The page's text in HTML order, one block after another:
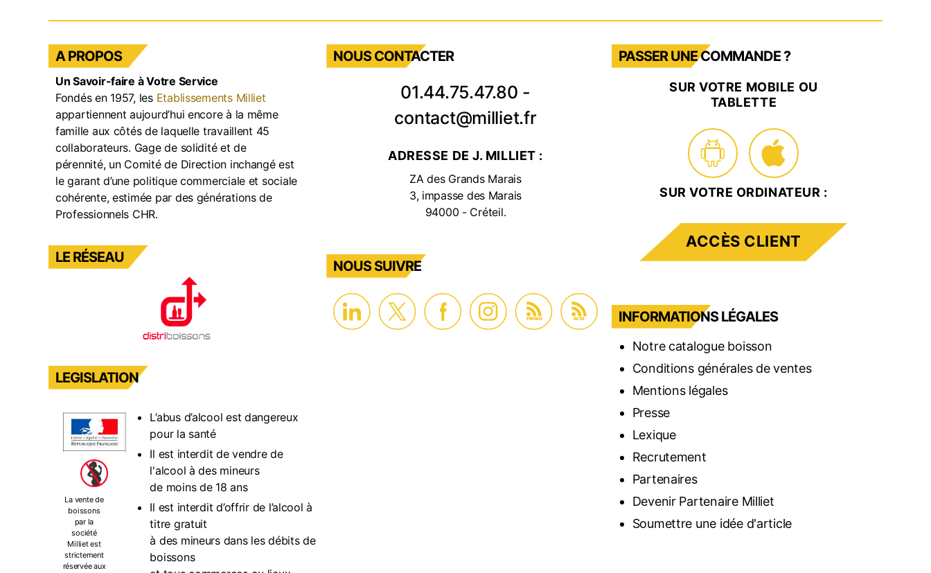
o
o
k
m n
b
A PROPOS
Un Savoir-faire à Votre Service
Fondés en 1957, les Etablissements Milliet
appartiennent aujourd’hui encore à la même
famille aux côtés de laquelle travaillent 45
collaborateurs. Gage de solidité et de
pérennité, un Comité de Direction inchangé est
le garant d’une politique commerciale et sociale
cohérente, estimée par des générations de
Professionnels CHR.
LE RÉSEAU
LEGISLATION
La vente de
boissons
par la
société
Milliet est
strictement
réservée aux
L’abus d’alcool est dangereux
pour la santé
Il est interdit de vendre de
l'alcool à des mineurs
de moins de 18 ans
Il est interdit d’offrir de l’alcool à
titre gratuit
à des mineurs dans les débits de
boissons
NOUS CONTACTER
01.44.75.47.80 -
contact@milliet.fr
ADRESSE DE J. MILLIET :
ZA des Grands Marais
3, impasse des Marais
94000 - Créteil.
NOUS SUIVRE
PROMO ACTU
PASSER UNE COMMANDE ?
SUR VOTRE MOBILE OU
TABLETTE
SUR VOTRE ORDINATEUR :
ACCÈS CLIENT
INFORMATIONS LÉGALES
Notre catalogue boisson
Conditions générales de ventes
Mentions légales
Presse
Lexique
Recrutement
Partenaires
Devenir Partenaire Milliet
Soumettre une idée d'article